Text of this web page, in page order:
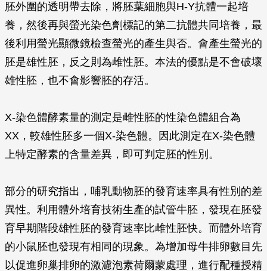
胚外圍的透明帶去除，將胚葉細胞與H-Y抗體一起培
養，然後再與螢光染色劑標記的第二抗體共同培養，最
後利用螢光顯微鏡檢查螢光的產生與否。會產生螢光的
胚是雄性胚，反之則為雌性胚。本法的優點是不會破壞
雄性胚，也不會影響胚的存活。
X-染色體酵素量的測定是雌性胚的性染色體組合為
XX，較雄性胚多一個X-染色體。因此測定在X-染色體
上特定酵素的含量差異，即可判定胚的性別。
部分的研究指出，哺乳動物胚的發育速率具有性別的差
異性。利用體外培育技術生產的試管牛胚，發現在胚發
育早期階段雄性胚的發育速率比雌性胚快。而體外培育
的小鼠胚也發現有相同的現象。為增加母牛排卵數目先
以促進卵巢排卵的激濾泡素荷爾蒙處理，進行配種授精